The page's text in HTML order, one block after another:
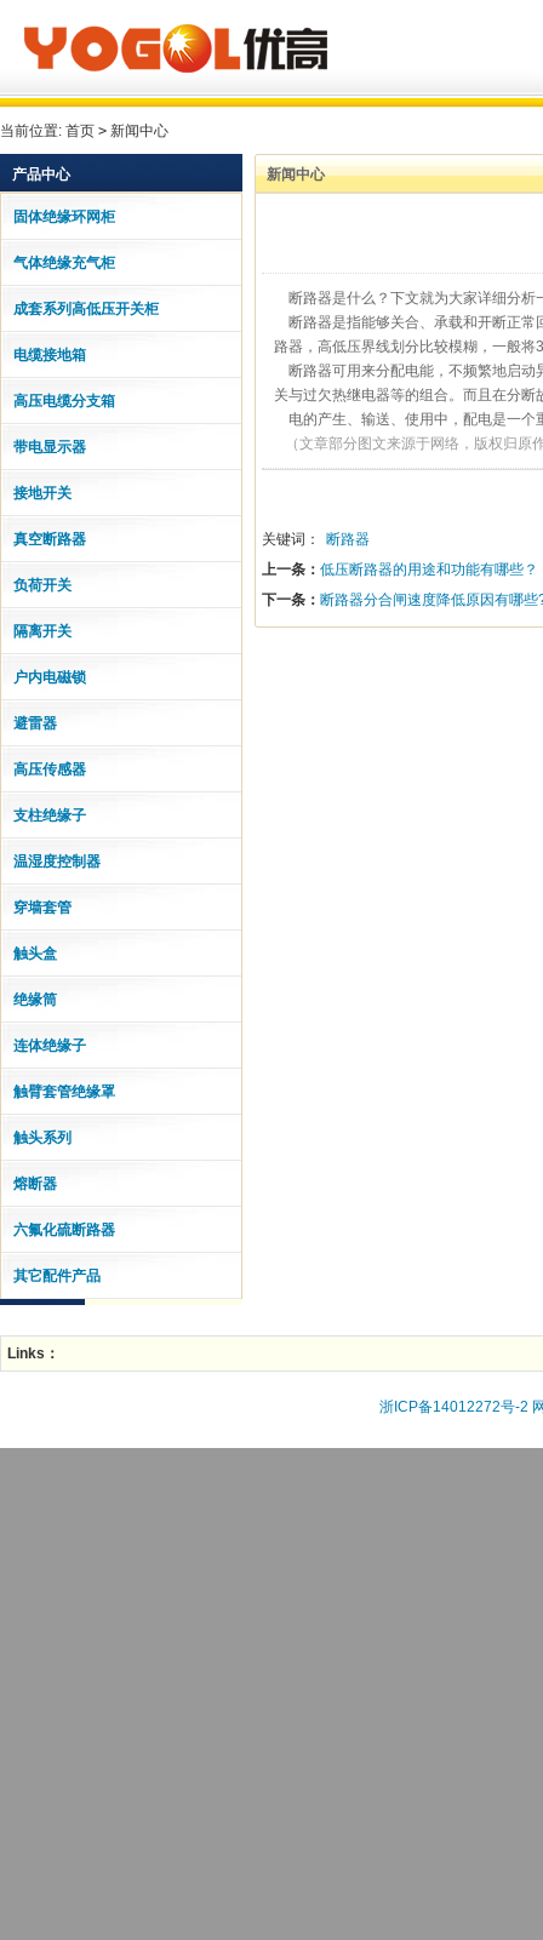
当前位置: 首页 > 新闻中心
产品中心
固体绝缘环网柜
气体绝缘充气柜
成套系列高低压开关柜
电缆接地箱
高压电缆分支箱
带电显示器
接地开关
真空断路器
负荷开关
隔离开关
户内电磁锁
避雷器
高压传感器
支柱绝缘子
温湿度控制器
穿墙套管
触头盒
绝缘筒
连体绝缘子
触臂套管绝缘罩
触头系列
熔断器
六氟化硫断路器
其它配件产品
新闻中心
断路器是什么？下文就为大家详细分析
断路器是指能够关合、承载和开断正常
路器，高低压界线划分比较模糊，一般将
断路器可用来分配电能，不频繁地启动
关与过欠热继电器等的组合。而且在分
电的产生、输送、使用中，配电是一个
（文章部分图文来源于网络，版权归原
关键词：
断路器
上一条： 低压断路器的用途和功能有哪些？
下一条： 断路器分合闸速度降低原因有哪些
Links：
浙ICP备14012272号-2